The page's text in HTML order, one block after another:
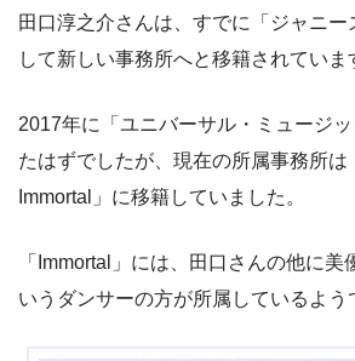
田口淳之介さんは、すでに「ジャニ
して新しい事務所へと移籍されていま
2017年に「ユニバーサル・ミュージ
たはずでしたが、現在の所属事務所は
Immortal」に移籍していました。
「Immortal」には、田口さんの他に美
いうダンサーの方が所属しているよう